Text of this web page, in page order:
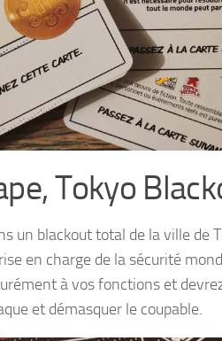
Tokyo
un blackout total de la ville de
en charge de la sécurité
à vos fonctions et
et démasquer le coupable.